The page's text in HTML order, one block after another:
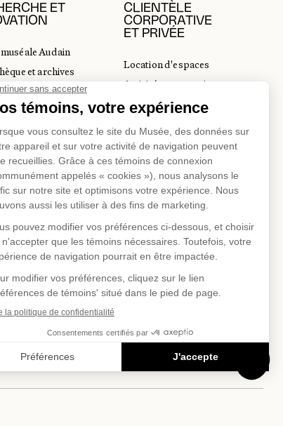
ET
Audain
et archives
d’innovations
numérisation 3D
d'images
art actuel
Cohen
CLIENTÈLE
CORPORATIVE
ET PRIVÉE
Location d'espaces
Activités corporatives
Location d'œuvres
du tourisme